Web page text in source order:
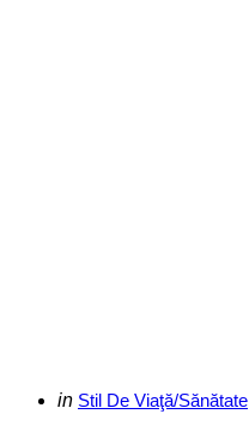
Categories
Posted
in Stil De Viaţă/Sănătate